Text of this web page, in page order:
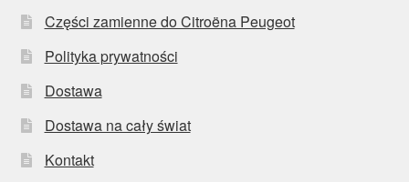
Części zamienne do Citroëna Peugeot
Polityka prywatności
Dostawa
Dostawa na cały świat
Kontakt